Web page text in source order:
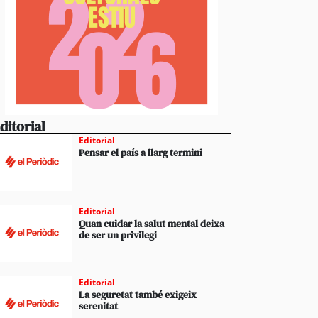
Editorial
Pensar el país a llarg termini
Editorial
Quan cuidar la salut mental deixa
de ser un privilegi
Editorial
La seguretat també exigeix
serenitat